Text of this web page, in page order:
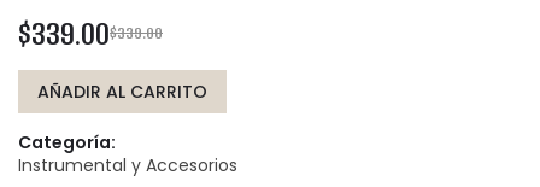
$339.00$339.00
AÑADIR AL CARRITO
Categoría:
Instrumental y Accesorios